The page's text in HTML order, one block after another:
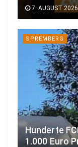
7. AUGUST 2026
SPREMBERG
Hunderte
1.000 Euro